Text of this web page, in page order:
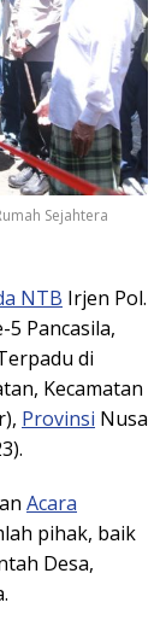
Sejahtera
NTB Irjen Pol.
Pancasila,
di
Kecamatan
Provinsi Nusa
Acara
pihak, baik
Desa,